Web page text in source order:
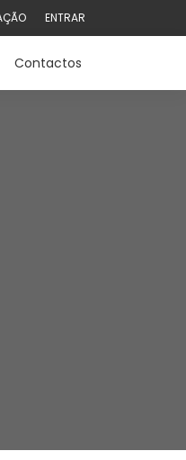
ENTRAR
Contactos